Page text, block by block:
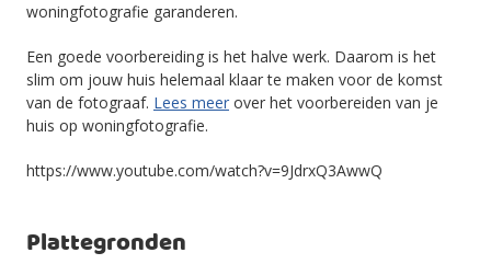
woningfotografie garanderen.
Een goede voorbereiding is het halve werk. Daarom is het
slim om jouw huis helemaal klaar te maken voor de komst
van de fotograaf. Lees meer over het voorbereiden van je
huis op woningfotografie.
https://www.youtube.com/watch?v=9JdrxQ3AwwQ
Plattegronden